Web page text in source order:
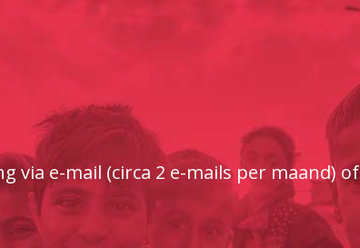
via e-mail (circa 2 e-mails per maand) of